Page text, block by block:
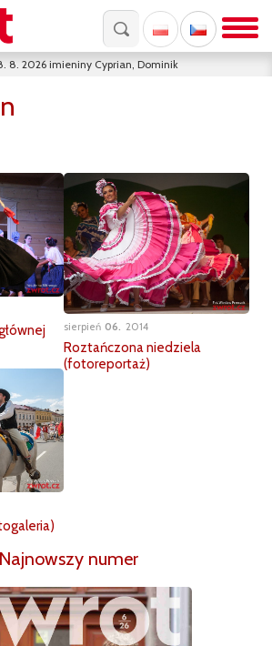
8. 2026imieniny Cyprian, Dominik
sierpień 06 2014
Roztańczona niedziela
(fotoreportaż)
Najnowszy numer